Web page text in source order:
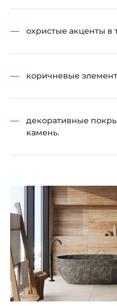
охристые акценты в
коричневые
декоративные
камень.